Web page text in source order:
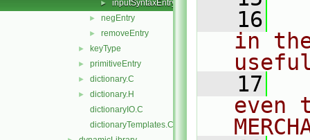
► inputSyntaxEntry.H
► negEntry
► removeEntry
► keyType
► primitiveEntry
► dictionary.C
►
dictionary.H
dictionaryIO.C
dictionaryTemplates.C
   16
in
   17
even